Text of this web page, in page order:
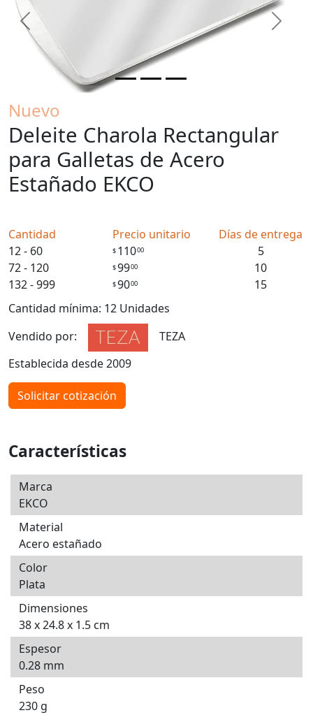
Previous Next
Nuevo
Deleite Charola Rectangular
para Galletas de Acero
Estañado EKCO
Cantidad Precio unitario
Días de entrega
12 - 60
$ 11000
5
72 - 120
$9900
10
132 - 999
$9000
15
Cantidad mínima: 12 Unidades
Vendido por:
TEZA
Establecida desde 2009
Solicitar cotización
Características
Marca
EKCO
Material
Acero estañado
Color
Plata
Dimensiones
38 x 24.8 x 1.5 cm
Espesor
0.28 mm
Peso
230 g